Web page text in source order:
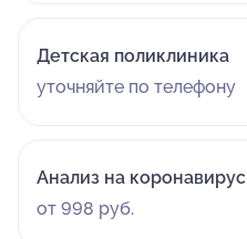
Детская поликлиника
уточняйте по телефону
Анализ на коронавирус
от 998 руб.